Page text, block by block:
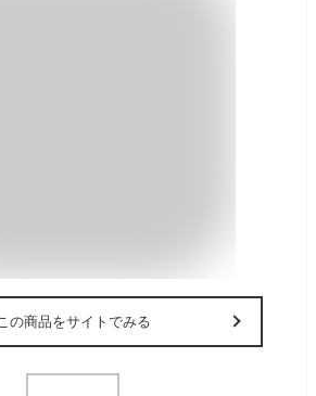
この商品をサイトでみる